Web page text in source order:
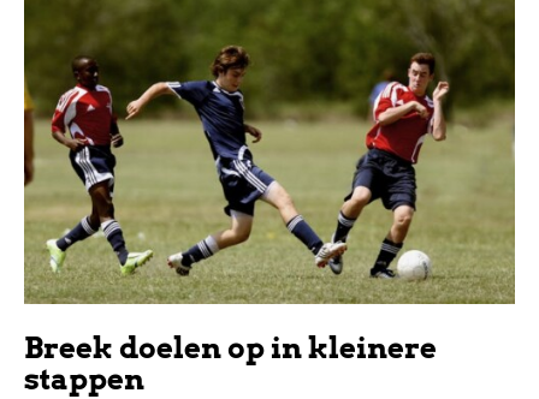
Breek doelen op in kleinere
stappen